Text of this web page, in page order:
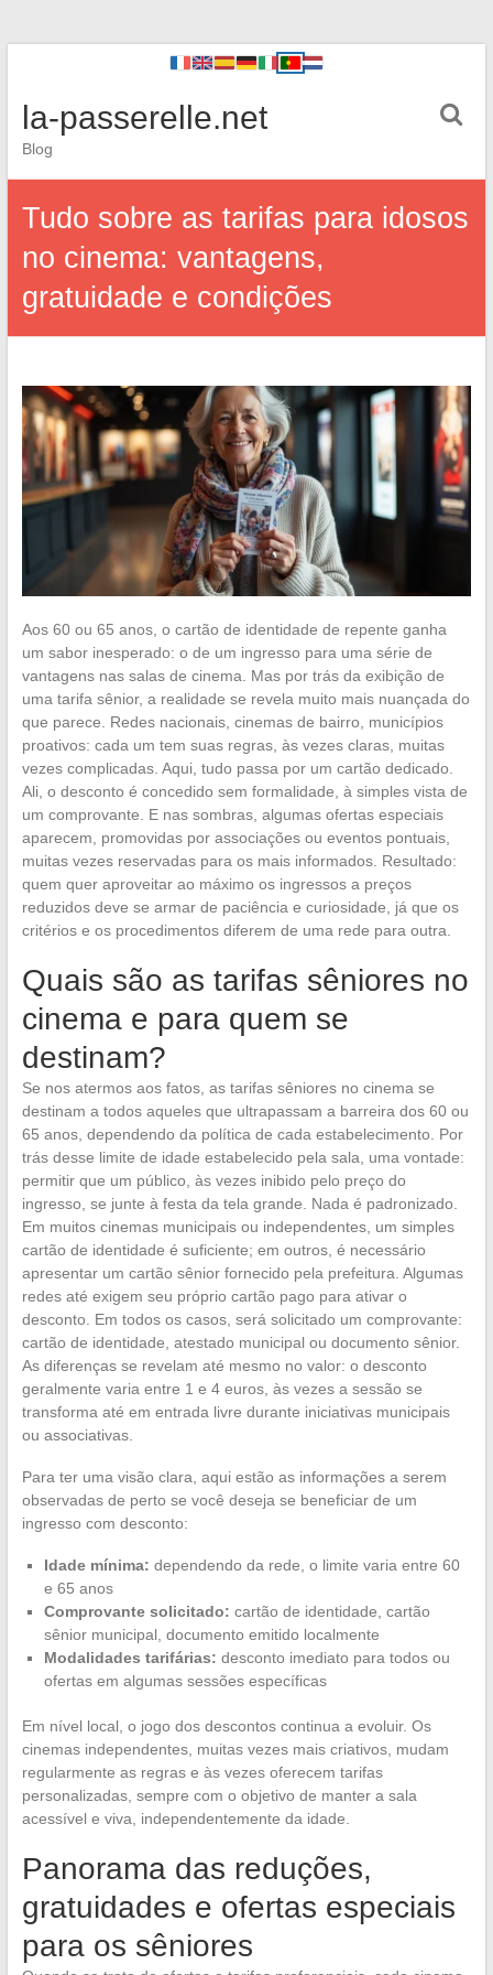
la-passerelle.net
Blog
Tudo sobre as tarifas para idosos
no cinema: vantagens,
gratuidade e condições
Aos 60 ou 65 anos, o cartão de identidade de repente ganha
um sabor inesperado: o de um ingresso para uma série de
vantagens nas salas de cinema. Mas por trás da exibição de
uma tarifa sênior, a realidade se revela muito mais nuançada do
que parece. Redes nacionais, cinemas de bairro, municípios
proativos: cada um tem suas regras, às vezes claras, muitas
vezes complicadas. Aqui, tudo passa por um cartão dedicado.
Ali, o desconto é concedido sem formalidade, à simples vista de
um comprovante. E nas sombras, algumas ofertas especiais
aparecem, promovidas por associações ou eventos pontuais,
muitas vezes reservadas para os mais informados. Resultado:
quem quer aproveitar ao máximo os ingressos a preços
reduzidos deve se armar de paciência e curiosidade, já que os
critérios e os procedimentos diferem de uma rede para outra.
Quais são as tarifas sêniores no
cinema e para quem se
destinam?
Se nos atermos aos fatos, as tarifas sêniores no cinema se
destinam a todos aqueles que ultrapassam a barreira dos 60 ou
65 anos, dependendo da política de cada estabelecimento. Por
trás desse limite de idade estabelecido pela sala, uma vontade:
permitir que um público, às vezes inibido pelo preço do
ingresso, se junte à festa da tela grande. Nada é padronizado.
Em muitos cinemas municipais ou independentes, um simples
cartão de identidade é suficiente; em outros, é necessário
apresentar um cartão sênior fornecido pela prefeitura. Algumas
redes até exigem seu próprio cartão pago para ativar o
desconto. Em todos os casos, será solicitado um comprovante:
cartão de identidade, atestado municipal ou documento sênior.
As diferenças se revelam até mesmo no valor: o desconto
geralmente varia entre 1 e 4 euros, às vezes a sessão se
transforma até em entrada livre durante iniciativas municipais
ou associativas.
Para ter uma visão clara, aqui estão as informações a serem
observadas de perto se você deseja se beneficiar de um
ingresso com desconto:
Idade mínima: dependendo da rede, o limite varia entre 60
e 65 anos
Comprovante solicitado: cartão de identidade, cartão
sênior municipal, documento emitido localmente
Modalidades tarifárias: desconto imediato para todos ou
ofertas em algumas sessões específicas
Em nível local, o jogo dos descontos continua a evoluir. Os
cinemas independentes, muitas vezes mais criativos, mudam
regularmente as regras e às vezes oferecem tarifas
personalizadas, sempre com o objetivo de manter a sala
acessível e viva, independentemente da idade.
Panorama das reduções,
gratuidades e ofertas especiais
para os sêniores